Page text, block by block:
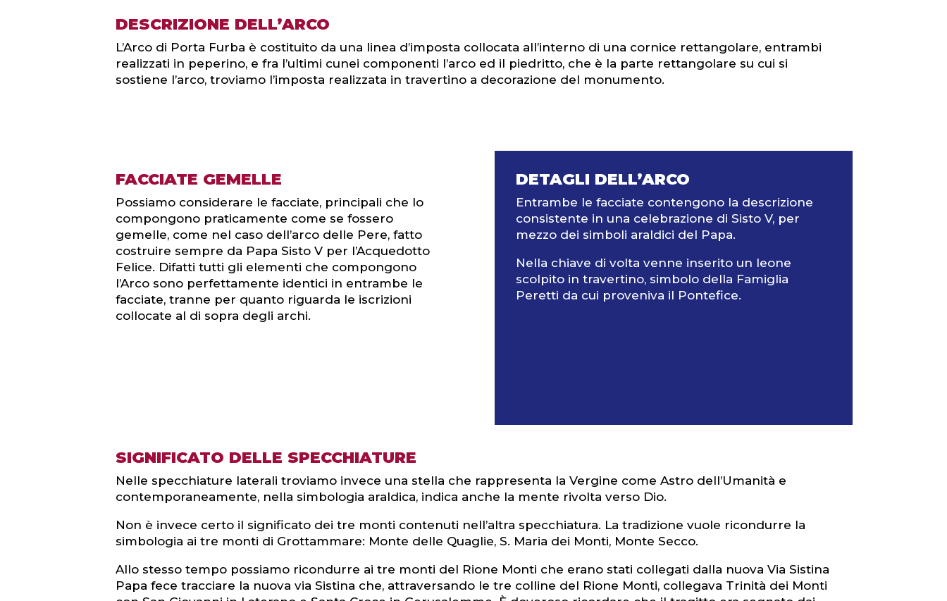
DESCRIZIONE DELL’ARCO
L’Arco di Porta Furba è costituito da una linea d’imposta collocata all’interno di una cornice rettangolare, entrambi
realizzati in peperino, e fra l’ultimi cunei componenti l’arco ed il piedritto, che è la parte rettangolare su cui si
sostiene l’arco, troviamo l’imposta realizzata in travertino a decorazione del monumento.
FACCIATE GEMELLE
Possiamo considerare le facciate, principali che lo
compongono praticamente come se fossero
gemelle, come nel caso dell’arco delle Pere, fatto
costruire sempre da Papa Sisto V per l’Acquedotto
Felice. Difatti tutti gli elementi che compongono
l’Arco sono perfettamente identici in entrambe le
facciate, tranne per quanto riguarda le iscrizioni
collocate al di sopra degli archi.
DETAGLI DELL’ARCO
Entrambe le facciate contengono la descrizione
consistente in una celebrazione di Sisto V, per
mezzo dei simboli araldici del Papa.
Nella chiave di volta venne inserito un leone
scolpito in travertino, simbolo della Famiglia
Peretti da cui proveniva il Pontefice.
SIGNIFICATO DELLE SPECCHIATURE
Nelle specchiature laterali troviamo invece una stella che rappresenta la Vergine come Astro dell’Umanità e
contemporaneamente, nella simbologia araldica, indica anche la mente rivolta verso Dio.
Non è invece certo il significato dei tre monti contenuti nell’altra specchiatura. La tradizione vuole ricondurre la
simbologia ai tre monti di Grottammare: Monte delle Quaglie, S. Maria dei Monti, Monte Secco.
Allo stesso tempo possiamo ricondurre ai tre monti del Rione Monti che erano stati collegati dalla nuova Via Sistina
Papa fece tracciare la nuova via Sistina che, attraversando le tre colline del Rione Monti, collegava Trinità dei Monti